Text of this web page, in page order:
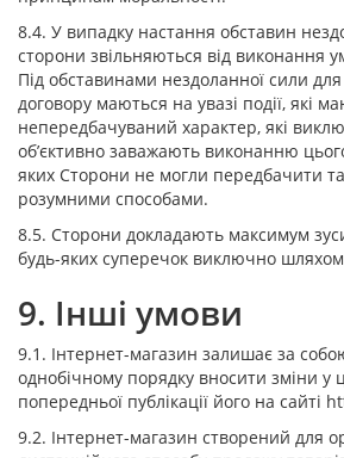
8.4. У випадку настання обставин
сторони звільняються від виконання
Під обставинами нездоланної сили
договору маються на увазі події, які
непередбачуваний характер, які
об’єктивно заважають виконанню
яких Сторони не могли передбачити
розумними способами.
8.5. Сторони докладають максимум
будь-яких суперечок виключно шляхом
9. Інші умови
9.1. Інтернет-магазин залишає за
однобічному порядку вносити зміни у
попередньої публікації його на
9.2. Інтернет-магазин створений для